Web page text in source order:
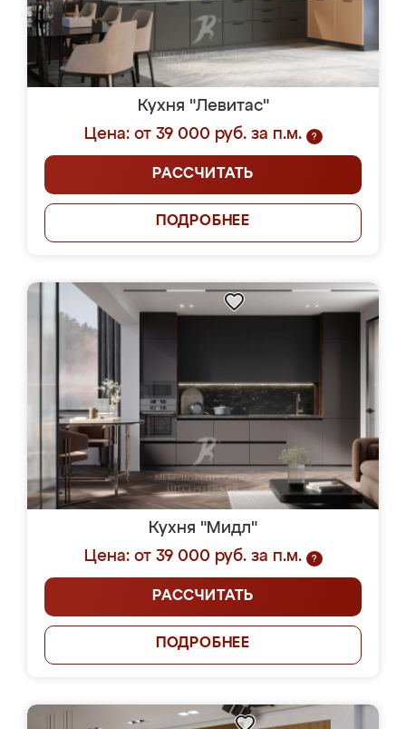
Кухня "Левитас"
Цена: от 39 000 руб. за п.м.
?
РАССЧИТАТЬ
ПОДРОБНЕЕ
Кухня "Мидл"
Цена: от 39 000 руб. за п.м.
?
РАССЧИТАТЬ
ПОДРОБНЕЕ